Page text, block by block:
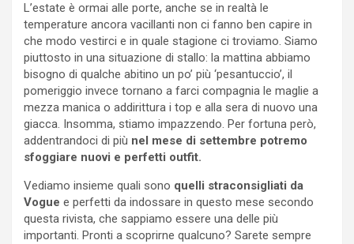
L’estate è ormai alle porte, anche se in realtà le
temperature ancora vacillanti non ci fanno ben capire in
che modo vestirci e in quale stagione ci troviamo. Siamo
piuttosto in una situazione di stallo: la mattina abbiamo
bisogno di qualche abitino un po’ più ‘pesantuccio’, il
pomeriggio invece tornano a farci compagnia le maglie a
mezza manica o addirittura i top e alla sera di nuovo una
giacca. Insomma, stiamo impazzendo. Per fortuna però,
addentrandoci di più nel mese di settembre potremo
sfoggiare nuovi e perfetti outfit.
Vediamo insieme quali sono quelli straconsigliati da
Vogue e perfetti da indossare in questo mese secondo
questa rivista, che sappiamo essere una delle più
importanti. Pronti a scoprirne qualcuno? Sarete sempre